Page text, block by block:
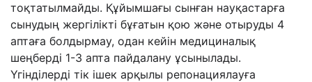
тоқтатылмайды. Құйымшағы сынған науқастарға
сынудың жергілікті бұғатын қою және отыруды 4
аптаға болдырмау, одан кейін медициналық
шеңберді 1-3 апта пайдалану ұсынылады.
Үгінділерді тік ішек арқылы репонациялауға